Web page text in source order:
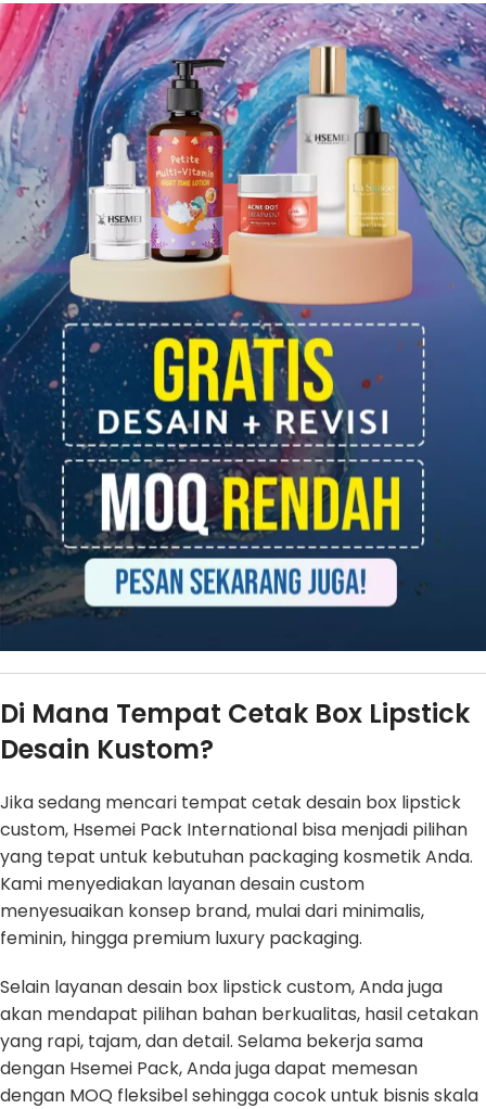
Di Mana Tempat Cetak Box Lipstick
Desain Kustom?
Jika sedang mencari tempat cetak desain box lipstick
custom, Hsemei Pack International bisa menjadi pilihan
yang tepat untuk kebutuhan packaging kosmetik Anda.
Kami menyediakan layanan desain custom
menyesuaikan konsep brand, mulai dari minimalis,
feminin, hingga premium luxury packaging.
Selain layanan desain box lipstick custom, Anda juga
akan mendapat pilihan bahan berkualitas, hasil cetakan
yang rapi, tajam, dan detail. Selama bekerja sama
dengan Hsemei Pack, Anda juga dapat memesan
dengan MOQ fleksibel sehingga cocok untuk bisnis skala